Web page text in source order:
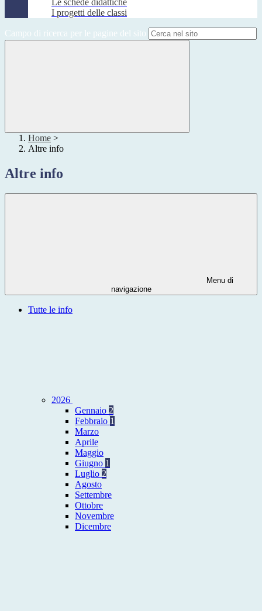
Le schede didattiche
I progetti delle classi
Campo di ricerca per le pagine del sito
Home >
Altre info
Altre info
Menu di
navigazione
Tutte le info
2026
Gennaio 2
Febbraio 1
Marzo
Aprile
Maggio
Giugno 1
Luglio 2
Agosto
Settembre
Ottobre
Novembre
Dicembre